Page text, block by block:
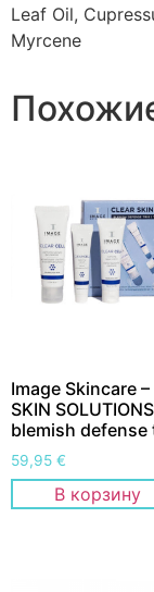
Leaf Oil,
Myrcene
Image Skincare –
SKIN SOLUTIONS
blemish defense
59,95 €
В корзину